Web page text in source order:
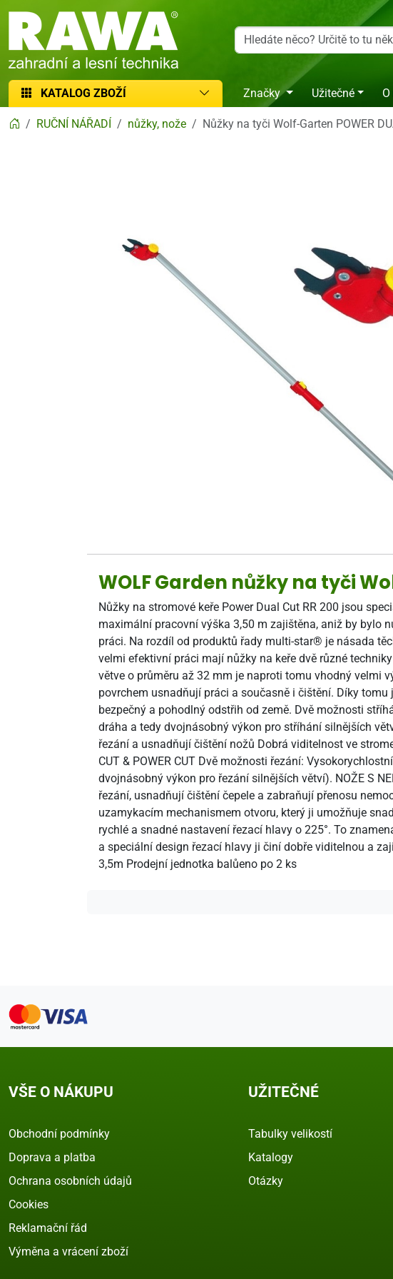
RAWA zahradní a lesní technika
KATALOG ZBOŽÍ Značky Užitečné
RUČNÍ NÁŘADÍ nůžky, nože Nůžky na tyči Wolf-Garten POWER
WOLF Garden nůžky na tyči
Nůžky na stromové keře Power Dual Cut RR 200 jsou
maximální pracovní výška 3,50 m zajištěna, aniž by bylo
práci. Na rozdíl od produktů řady multi-star® je násada
velmi efektivní práci mají nůžky na keře dvě různé
větve o průměru až 32 mm je naproti tomu vhodný velmi
povrchem usnadňují práci a současně i čištění. Díky
bezpečný a pohodlný odstřih od země. Dvě možnosti
dráha a tedy dvojnásobný výkon pro stříhání silnějších
řezání a usnadňují čištění nožů Dobrá viditelnost ve
CUT & POWER CUT Dvě možnosti řezání:
dvojnásobný výkon pro řezání silnějších větví). NOŽE S
řezání, usnadňují čištění čepele a zabraňují přenosu
uzamykacím mechanismem otvoru, který ji umožňuje
rychlé a snadné nastavení řezací hlavy o 225°. To
a speciální design řezací hlavy ji činí dobře viditelnou a
3,5m Prodejní jednotka balůeno po 2 ks
VŠE O NÁKUPU
Obchodní podmínky
Doprava a platba
Ochrana osobních údajů
Cookies
Reklamační řád
Výměna a vrácení zboží
UŽITEČNÉ
Tabulky velikostí
Katalogy
Otázky